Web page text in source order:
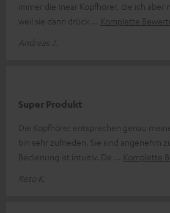
immer die Inear Kopfhörer, die ich aber
weil sie dann drück
Komplette
Andreas J.
Super Produkt
Die Kopfhörer entsprechen genau
bin sehr zufrieden. Sie sind angenehm
Bedienung ist intuitiv. De
Komplette
Reto K.